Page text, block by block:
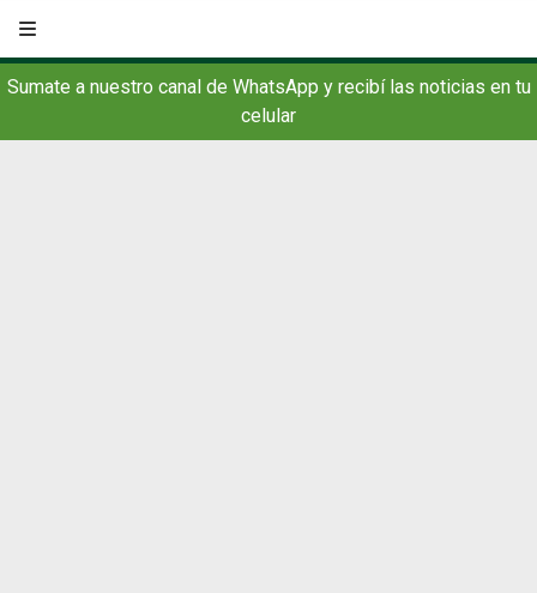
Sumate a nuestro canal de WhatsApp y recibí las noticias en tu
celular